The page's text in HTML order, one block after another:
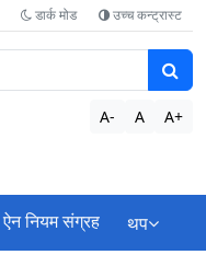
डार्क मोड उच्च कन्ट्रास्ट
A- A A+
ऐन नियम संग्रह थप